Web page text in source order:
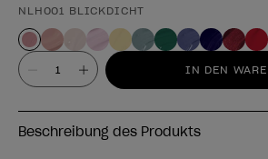
NLH001 BLICKDICHT
Wert IN DEN
Beschreibung des Produkts